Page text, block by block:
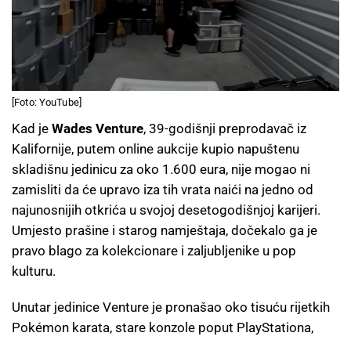
[Foto: YouTube]
Kad je Wades Venture, 39-godišnji preprodavač iz
Kalifornije, putem online aukcije kupio napuštenu
skladišnu jedinicu za oko 1.600 eura, nije mogao ni
zamisliti da će upravo iza tih vrata naići na jedno od
najunosnijih otkrića u svojoj desetogodišnjoj karijeri.
Umjesto prašine i starog namještaja, dočekalo ga je
pravo blago za kolekcionare i zaljubljenike u pop
kulturu.
Unutar jedinice Venture je pronašao oko tisuću rijetkih
Pokémon karata, stare konzole poput PlayStationa,